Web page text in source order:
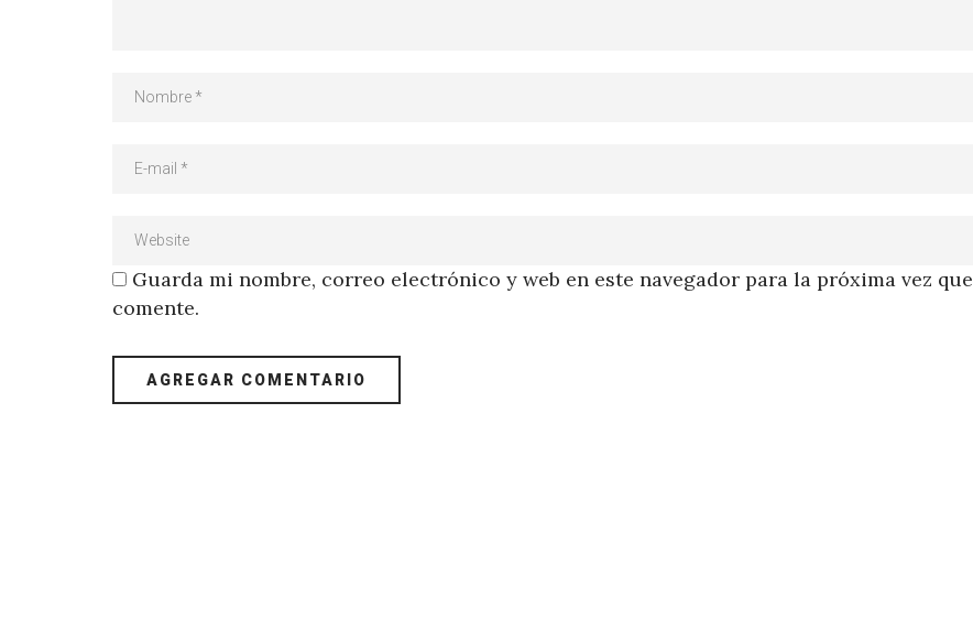
Guarda mi nombre, correo electrónico y web en este navegador para la próxima vez que
comente.